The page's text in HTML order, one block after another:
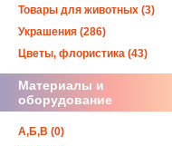
Товары для животных (3)
Украшения (286)
Цветы, флористика (43)
Материалы и
оборудование
А,Б,В (0)